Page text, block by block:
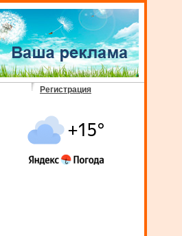
Регистрация